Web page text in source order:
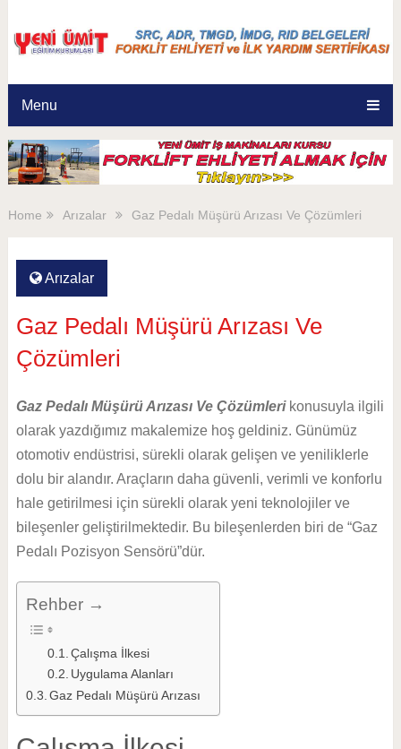
Menu
Home Arızalar Gaz Pedalı Müşürü Arızası Ve Çözümleri
Arızalar
Gaz Pedalı Müşürü Arızası Ve
Çözümleri
Gaz Pedalı Müşürü Arızası Ve Çözümlerikonusuyla ilgili
olarak yazdığımız makalemize hoş geldiniz. Günümüz
otomotiv endüstrisi, sürekli olarak gelişen ve yeniliklerle
dolu bir alandır. Araçların daha güvenli, verimli ve konforlu
hale getirilmesi için sürekli olarak yeni teknolojiler ve
bileşenler geliştirilmektedir. Bu bileşenlerden biri de “Gaz
Pedalı Pozisyon Sensörü”dür.
Rehber →
Çalışma İlkesi
Uygulama Alanları
Gaz Pedalı Müşürü Arızası